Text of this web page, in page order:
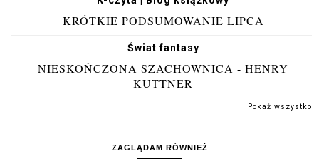
KRÓTKIE PODSUMOWANIE LIPCA
Świat fantasy
NIESKOŃCZONA SZACHOWNICA - HENRY
KUTTNER
Pokaż wszystko
ZAGLĄDAM RÓWNIEŻ